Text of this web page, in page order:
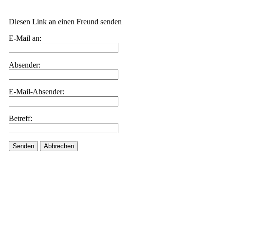
Diesen Link an einen Freund senden
E-Mail an:
Absender:
E-Mail-Absender:
Betreff:
Senden Abbrechen